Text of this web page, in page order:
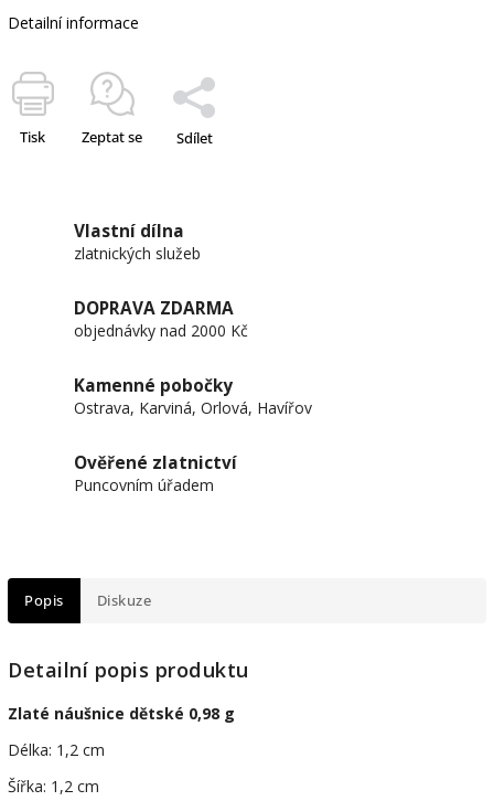
Detailní informace
Tisk Zeptat se Sdílet
Vlastní dílna
zlatnických služeb
DOPRAVA ZDARMA
objednávky nad 2000 Kč
Kamenné pobočky
Ostrava, Karviná, Orlová, Havířov
Ověřené zlatnictví
Puncovním úřadem
Popis Diskuze
Detailní popis produktu
Zlaté náušnice dětské 0,98 g
Délka: 1,2 cm
Šířka: 1,2 cm